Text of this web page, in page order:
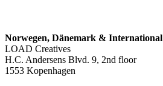
Norwegen, Dänemark & International
LOAD Creatives
H.C. Andersens Blvd. 9, 2nd floor
1553 Kopenhagen